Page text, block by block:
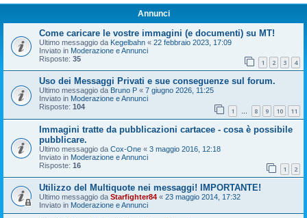
Annunci
Come caricare le vostre immagini (e documenti) su MT!
Ultimo messaggio da Kegelbahn « 22 febbraio 2023, 17:09
Inviato in Moderazione e Annunci
Risposte: 35 1 2 3 4
Uso dei Messaggi Privati e sue conseguenze sul forum.
Ultimo messaggio da Bruno P « 7 giugno 2026, 11:25
Inviato in Moderazione e Annunci
Risposte: 104 1 … 8 9 10 11
Immagini tratte da pubblicazioni cartacee - cosa è possibile
pubblicare.
Ultimo messaggio da Cox-One « 3 maggio 2016, 12:18
Inviato in Moderazione e Annunci
Risposte: 16 1 2
Utilizzo del Multiquote nei messaggi! IMPORTANTE!
Ultimo messaggio da Starfighter84 « 23 maggio 2014, 17:32
Inviato in Moderazione e Annunci